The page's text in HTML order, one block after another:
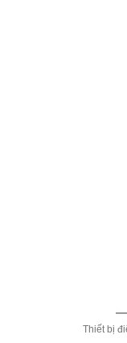
Thiết bị